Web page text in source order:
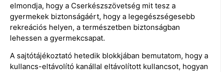
elmondja, hogy a Cserkészszövetség mit tesz a
gyermekek biztonságáért, hogy a legegészségesebb
rekreációs helyen, a természetben biztonságban
lehessen a gyermekcsapat.
A sajtótájékoztató hetedik blokkjában bemutatom, hogy a
kullancs-eltávolító kanállal eltávolított kullancsot, hogyan